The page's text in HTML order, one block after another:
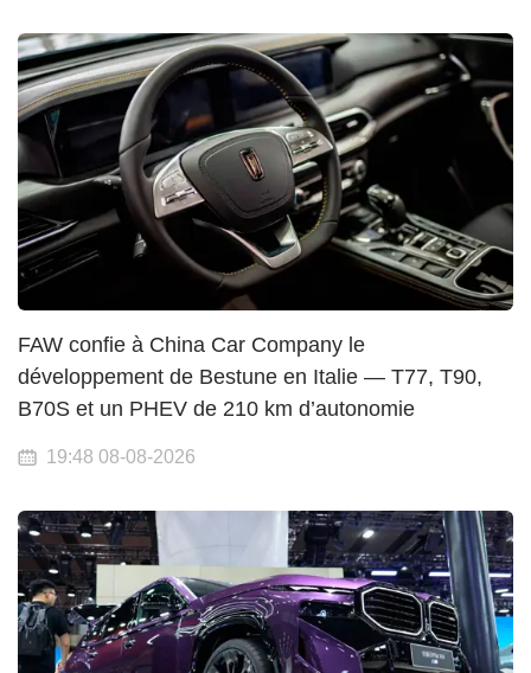
FAW confie à China Car Company le
développement de Bestune en Italie — T77, T90,
B70S et un PHEV de 210 km d’autonomie
19:48 08-08-2026